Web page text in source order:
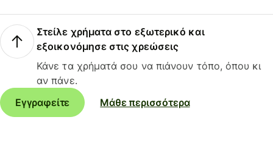
Στείλε χρήματα στο εξωτερικό και
εξοικονόμησε στις χρεώσεις
Κάνε τα χρήματά σου να πιάνουν τόπο, όπου κι
αν πάνε.
Εγγραφείτε
Μάθε περισσότερα